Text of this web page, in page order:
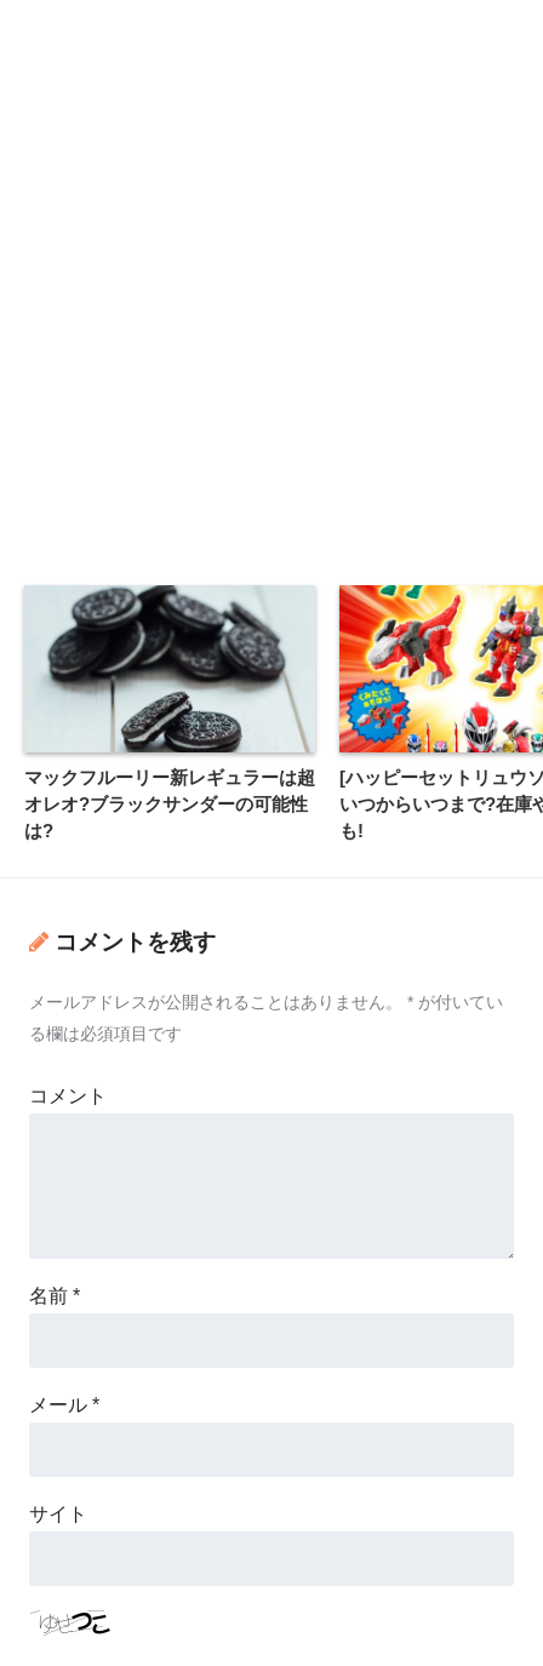
マックフルーリー新レギュラーは超
オレオ?ブラックサンダーの可能性
は?
[ハッピーセットリュウ
いつからいつまで?在庫
も!
コメントを残す
メールアドレスが公開されることはありません。 * が付いてい
る欄は必須項目です
コメント
名前 *
メール *
サイト